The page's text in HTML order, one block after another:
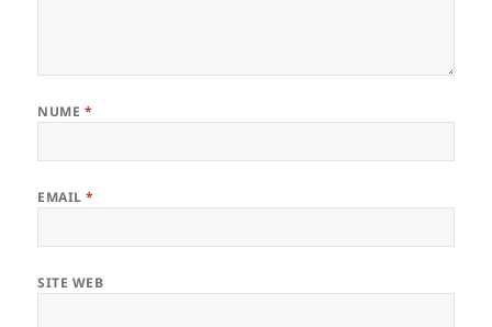
NUME *
EMAIL*
SITE WEB